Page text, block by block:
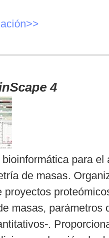
4
para
de masas.
proyectos
masas, parámetros
.